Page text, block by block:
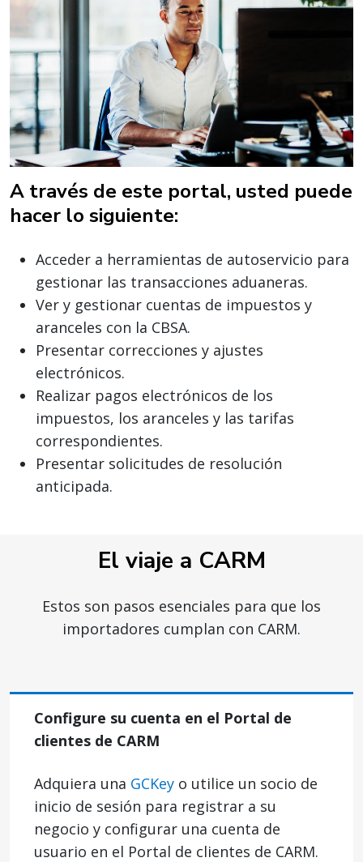
A través de este portal, usted puede
hacer lo siguiente:
Acceder a herramientas de autoservicio para
gestionar las transacciones aduaneras.
Ver y gestionar cuentas de impuestos y
aranceles con la CBSA.
Presentar correcciones y ajustes
electrónicos.
Realizar pagos electrónicos de los
impuestos, los aranceles y las tarifas
correspondientes.
Presentar solicitudes de resolución
anticipada.
El viaje a CARM
Estos son pasos esenciales para que los
importadores cumplan con CARM.
Configure su cuenta en el Portal de
clientes de CARM
Adquiera una GCKey o utilice un socio de
inicio de sesión para registrar a su
negocio y configurar una cuenta de
usuario en el Portal de clientes de CARM.